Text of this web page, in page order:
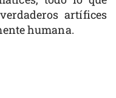
artífices
humana.